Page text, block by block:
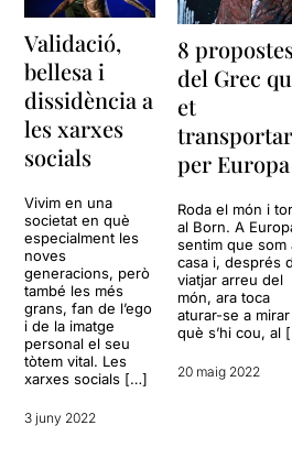
Validació,
bellesa i
dissidència a
les xarxes
socials
Vivim en una
societat en què
especialment les
noves
generacions, però
també les més
grans, fan de l’ego
i de la imatge
personal el seu
tòtem vital. Les
xarxes socials […]
3 juny 2022
8
del Grec
et
per Europa
Roda el món i
al Born. A
sentim que som
casa i, després
viatjar arreu del
món, ara toca
aturar-se a mirar
què s’hi cou, al
20 maig 2022